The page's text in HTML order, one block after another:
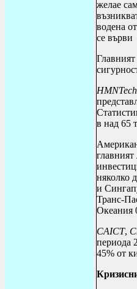
желае
водена
се
HMNTech
в над 65
няколко
и
Транс-
Океания
CAICT,
периода
45% от